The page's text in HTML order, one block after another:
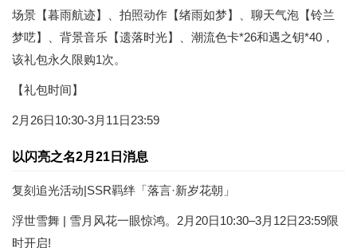
场景【暮雨航迹】、拍照动作【绪雨如梦】、聊天气泡【铃兰
梦呓】、背景音乐【遗落时光】、潮流色卡*26和遇之钥*40，
该礼包永久限购1次。
【礼包时间】
2月26日10:30-3月11日23:59
以闪亮之名2月21日消息
复刻追光活动|SSR羁绊「落言·新岁花朝」
浮世雪舞 | 雪月风花一眼惊鸿。2月20日10:30–3月12日23:59限
时开启!